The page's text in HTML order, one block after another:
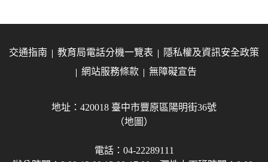
交通指南 教育局電話分機一覽表
隱私權及資訊安全政策
網站服務條款
無障礙宣告
地址：420018 臺中市豐原區陽明街36號
（地圖）
電話：04-22289111